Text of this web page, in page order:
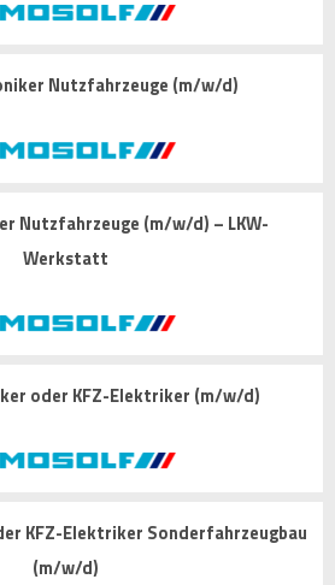
Nutzfahrzeuge (m/w/d)
Nutzfahrzeuge (m/w/d) – LKW-
Werkstatt
oder KFZ-Elektriker (m/w/d)
KFZ-Elektriker Sonderfahrzeugbau
(m/w/d)